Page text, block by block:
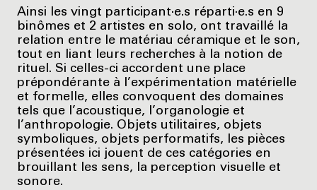
Ainsi les vingt participant·e.s réparti·e.s en 9
binômes et 2 artistes en solo, ont travaillé la
relation entre le matériau céramique et le son,
tout en liant leurs recherches à la notion de
rituel. Si celles-ci accordent une place
prépondérante à l’expérimentation matérielle
et formelle, elles convoquent des domaines
tels que l’acoustique, l’organologie et
l’anthropologie. Objets utilitaires, objets
symboliques, objets performatifs, les pièces
présentées ici jouent de ces catégories en
brouillant les sens, la perception visuelle et
sonore.